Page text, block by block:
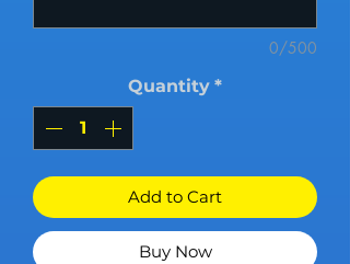
0/500
Quantity *
Add to Cart
Buy Now